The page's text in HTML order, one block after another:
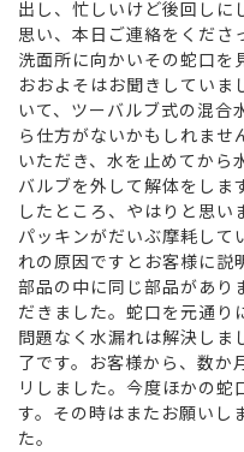
出し、忙しいけど後回しに
思い、本日ご連絡をくださ
洗面所に向かいその蛇口を
おおよそはお聞きしていま
いて、ツーバルブ式の混合
ら仕方がないかもしれませ
いただき、水を止めてから
バルブを外して解体をしま
したところ、やはりと思
パッキンがだいぶ摩耗して
れの原因ですとお客様に説
部品の中に同じ部品があり
だきました。蛇口を元通り
問題なく水漏れは解決しま
了です。お客様から、数か
リしました。今度ほかの蛇
す。その時はまたお願い
た。